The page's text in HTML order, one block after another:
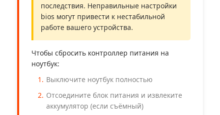
последствия. Неправильные настройки
bios могут привести к нестабильной
работе вашего устройства.
Чтобы сбросить контроллер питания на
ноутбук:
Выключите ноутбук полностью
Отсоедините блок питания и извлеките
аккумулятор (если съёмный)